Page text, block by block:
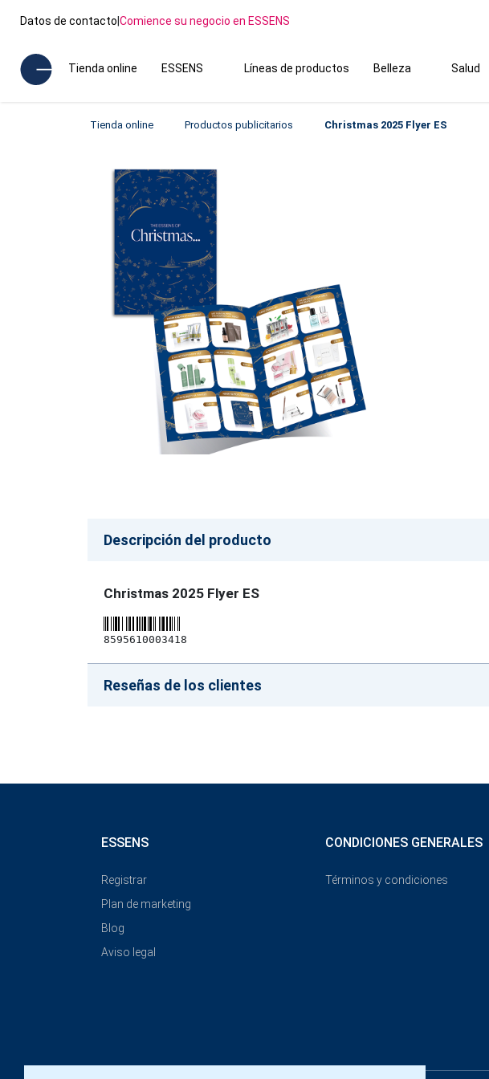
Datos de contacto|Comience su negocio en ESSENS
Tienda online ESSENS Líneas de productos Belleza Salud
Tienda online Productos publicitarios Christmas 2025 Flyer ES
Descripción del producto
Christmas 2025 Flyer ES
8595610003418
Reseñas de los clientes
ESSENS
Registrar
Plan de marketing
Blog
Aviso legal
CONDICIONES GENERALES
Términos y condiciones